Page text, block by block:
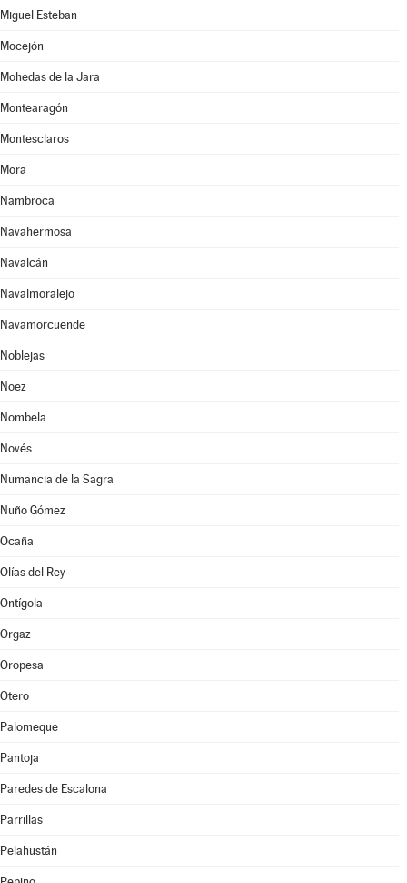
Miguel Esteban
Mocejón
Mohedas de la Jara
Montearagón
Montesclaros
Mora
Nambroca
Navahermosa
Navalcán
Navalmoralejo
Navamorcuende
Noblejas
Noez
Nombela
Novés
Numancia de la Sagra
Nuño Gómez
Ocaña
Olías del Rey
Ontígola
Orgaz
Oropesa
Otero
Palomeque
Pantoja
Paredes de Escalona
Parrillas
Pelahustán